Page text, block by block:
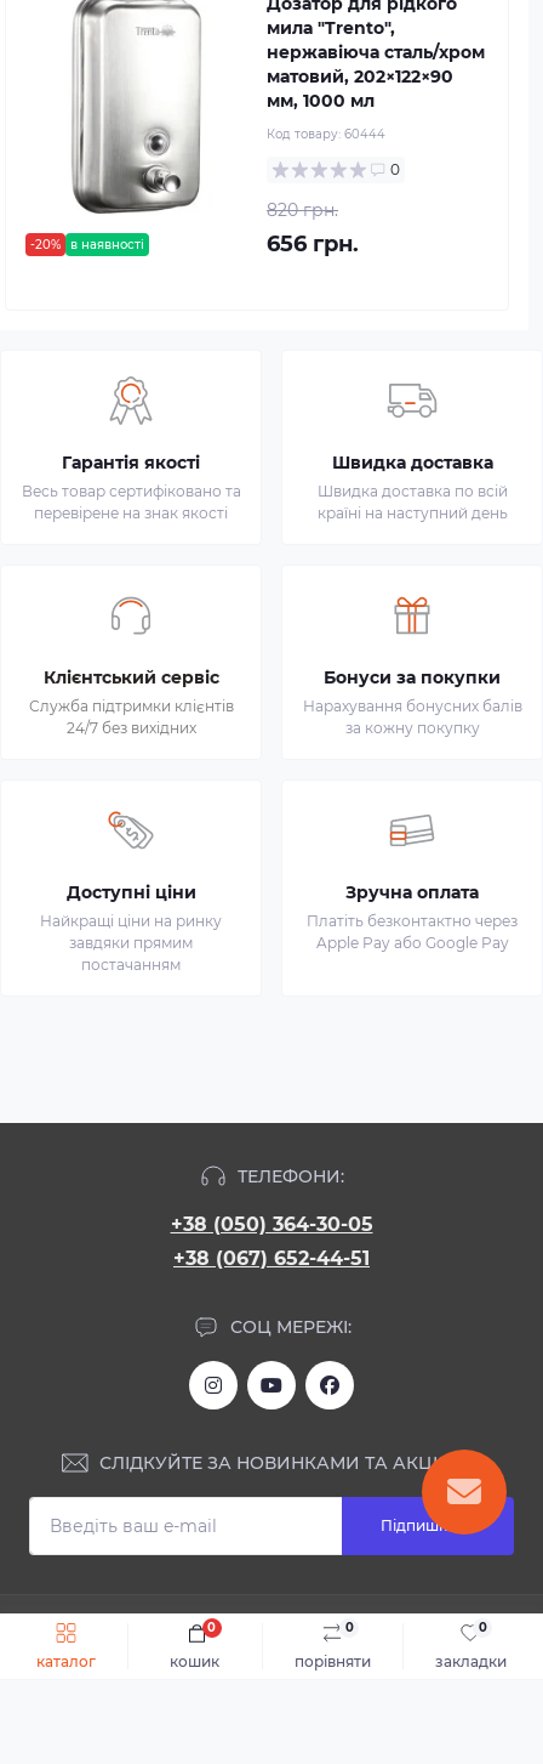
каталог порівняти
0
закладки
0
кошик
0
Швидке замовлення До кошика
-20% в наявності
мила "Trento",
нержавіюча сталь/хром
матовий, 202×122×90
мм, 1000 мл
Код товару: 60444
0
820 грн.
656 грн.
Гарантія якості
Весь товар сертифіковано та
перевірене на знак якості
Швидка доставка
Швидка доставка по всій
країні на наступний день
Клієнтський сервіс
Служба підтримки клієнтів
24/7 без вихідних
Бонуси за покупки
Нарахування бонусних балів
за кожну покупку
Доступні ціни
Найкращі ціни на ринку
завдяки прямим
постачанням
Зручна оплата
Платіть безконтактно через
Apple Pay або Google Pay
ТЕЛЕФОНИ:
+38 (050) 364-30-05
+38 (067) 652-44-51
СОЦ МЕРЕЖІ:
СЛІДКУЙТЕ ЗА НОВИНКАМИ ТА АКЦІЯМИ:
Підпишіться
ІНФОРМАЦІЯ